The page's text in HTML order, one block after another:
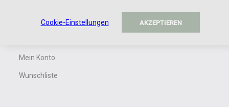
Kontakt
Mein Konto
Wunschliste
Cookie-Einstellungen AKZEPTIEREN